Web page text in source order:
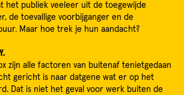
het publiek veeleer uit de toegewijde
de toevallige voorbijganger en de
Maar hoe trek je hun aandacht?
zijn alle factoren van buitenaf tenietgedaan
gericht is naar datgene wat er op het
Dat is niet het geval voor werk buiten de